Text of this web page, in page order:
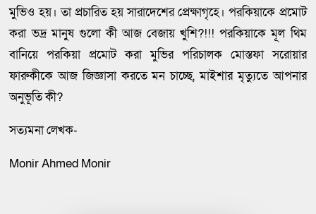
মুভিও হয়। তা প্রচারিত হয় সারাদেশের প্রেক্ষাগৃহে। পরকিয়াকে প্রমোট
করা ভদ্র মানুষ গুলো কী আজ বেজায় খুশি?!!! পরকিয়াকে মূল থিম
বানিয়ে পরকিয়া প্রমোট করা মুভির পরিচালক মোস্তফা সরোয়ার
ফারুকীকে আজ জিজ্ঞাসা করতে মন চাচ্ছে, মাইশার মৃত্যুতে আপনার
অনুভূতি কী?
সত্যমনা লেখক-
Monir Ahmed Monir